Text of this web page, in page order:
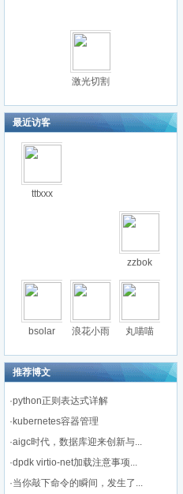
激光切割
最近访客
tttxxx
zzbok
bsolar 浪花小雨 丸喵喵
推荐博文
·python正则表达式详解
· kubernetes容器管理
·aigc时代，数据库迎来创新与...
·dpdk virtio-net加载注意事项...
·当你敲下命令的瞬间，发生了...